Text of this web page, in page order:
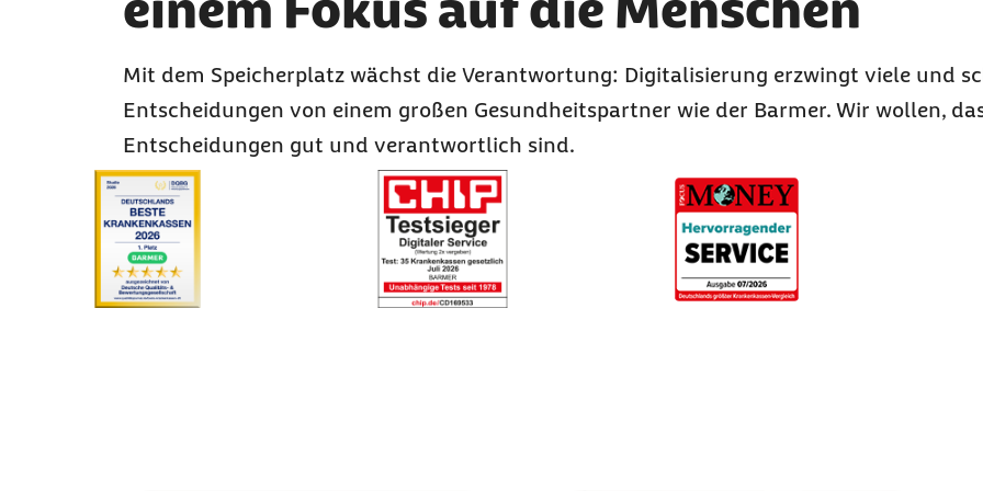
Mit dem Speicherplatz wächst die Verantwortung: Digitalisierung erzwingt viele und
Entscheidungen von einem großen Gesundheitspartner wie der Barmer. Wir wollen,
Entscheidungen gut und verantwortlich sind.
Karussell mit 3 Elementen
Element 1 von 3
Unsere Auszeichnungen
Element 2 von 3
Hervorragender Service